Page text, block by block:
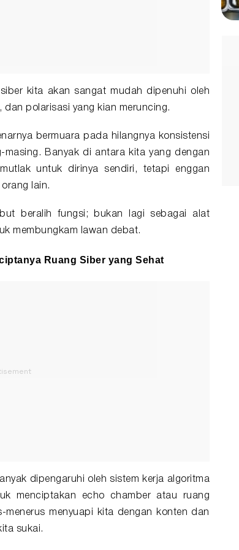
kita akan sangat mudah dipenuhi oleh
dan polarisasi yang kian meruncing.
bermuara pada hilangnya konsistensi
Banyak di antara kita yang dengan
untuk dirinya sendiri, tetapi enggan
lain.
beralih fungsi; bukan lagi sebagai alat
membungkam lawan debat.
Ruang Siber yang Sehat
dipengaruhi oleh sistem kerja algoritma
menciptakan echo chamber atau ruang
menyuapi kita dengan konten dan
sukai.